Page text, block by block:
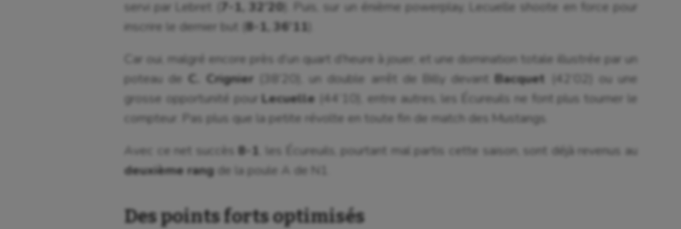
servi par Lebret (
7-1, 32’20). Puis, sur un énième powerplay, Lecuelle shoote en force pour
inscrire le dernier but ( 8-1, 36’11
Car oui, malgré encore près d’un quart d’heure à jouer, et une domination totale illustrée par un
poteau deC. Crignier (38’20), un double arrêt de Billy devantBacquet (42’02) ou une
grosse opportunité pourLecuelle (44’10), entre autres, les Écureuils ne font plus tourner le
compteur. Pas plus que la petite révolte en toute fin de match des Mustangs.
Avec ce net succès 8-1
, les Écureuils, pourtant mal partis cette saison, sont déjà revenus au
deuxième rang de la poule A de N1.
Des points forts optimisés